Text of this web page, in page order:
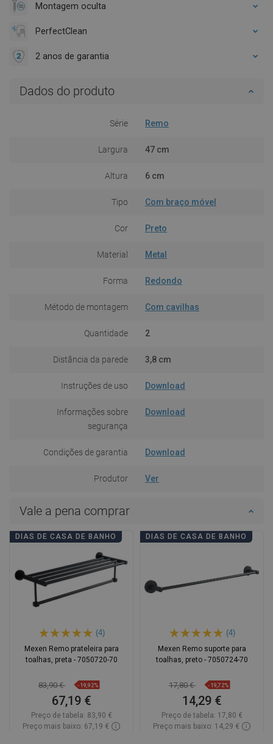
Montagem oculta
PerfectClean
2 anos de garantia
Dados do produto
Série Remo
Largura 47 cm
Altura 6 cm
Tipo Com braço móvel
Cor Preto
Material Metal
Forma Redondo
Método de montagem Com cavilhas
Quantidade 2
Distância da parede 3,8 cm
Instruções de uso Download
Informações sobre
segurança
Download
Condições de garantia Download
Produtor Ver
Vale a pena comprar
DIAS DE CASA DE BANHO
(4)
Mexen Remo prateleira para
toalhas, preta - 7050720-70
83,90 € -19,92%
67,19 €
Preço de tabela: 83,90 €
Preço mais baixo: 67,19 €
DIAS DE CASA DE BANHO
(4)
Mexen Remo suporte para
toalhas, preto - 7050724-70
17,80 € -19,72%
14,29 €
Preço de tabela: 17,80 €
Preço mais baixo: 14,29 €